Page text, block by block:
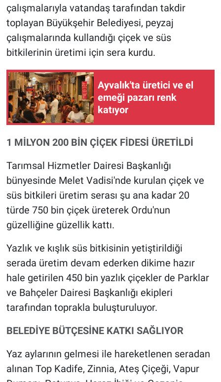
çalışmalarıyla vatandaş tarafından takdir
toplayan Büyükşehir Belediyesi, peyzaj
çalışmalarında kullandığı çiçek ve süs
bitkilerinin üretimi için sera kurdu.
Ayvalık'ta üretici ve el
emeği pazarı renk
katıyor
1 MİLYON 200 BİN ÇİÇEK FİDESİ ÜRETİLDİ
Tarımsal Hizmetler Dairesi Başkanlığı
bünyesinde Melet Vadisi'nde kurulan çiçek ve
süs bitkileri üretim serası şu ana kadar 20
türde 750 bin çiçek üreterek Ordu'nun
güzelliğine güzellik kattı.
Yazlık ve kışlık süs bitkisinin yetiştirildiği
serada üretim devam ederken dikime hazır
hale getirilen 450 bin yazlık çiçekler de Parklar
ve Bahçeler Dairesi Başkanlığı ekipleri
tarafından toprakla buluşturuluyor.
BELEDİYE BÜTÇESİNE KATKI SAĞLIYOR
Yaz aylarının gelmesi ile hareketlenen seradan
alınan Top Kadife, Zinnia, Ateş Çiçeği, Vapur